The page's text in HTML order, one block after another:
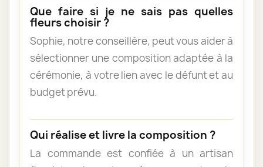
Que faire si je ne sais pas quelles
fleurs choisir ?
Sophie, notre conseillère, peut vous aider à
sélectionner une composition adaptée à la
cérémonie, à votre lien avec le défunt et au
budget prévu.
Qui réalise et livre la composition ?
La commande est confiée à un artisan